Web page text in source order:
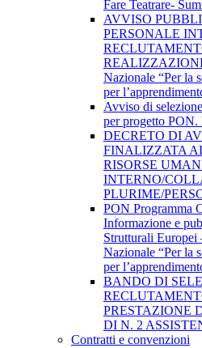
Fare Teatrare-
AVVISO
PERSONALE
Nazionale “Per la
per
Avviso di
per progetto
DECRETO DI
FINALIZZATA
RISORSE
INTERNO/
PLURIME/
PON Programma
Informazione e
Strutturali Europei
Nazionale “Per la
per
BANDO DI
PRESTAZIONE
DI N. 2
Contratti e convenzioni